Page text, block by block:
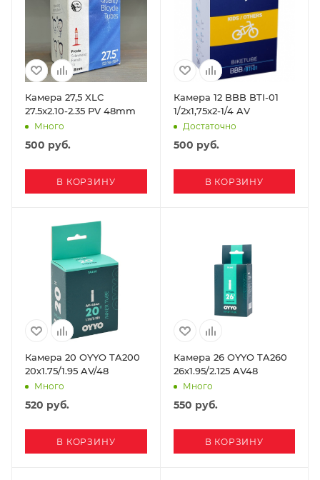
Камера 27,5 XLC
27.5x2.10-2.35 PV 48mm
Много
500 руб.
В КОРЗИНУ
Камера 12 BBB BTI-01
1/2x1,75x2-1/4 AV
Достаточно
500 руб.
В КОРЗИНУ
Камера 20 OYYO TA200
20х1.75/1.95 AV/48
Много
520 руб.
В КОРЗИНУ
Камера 26 OYYO TA260
26х1.95/2.125 AV48
Много
550 руб.
В КОРЗИНУ